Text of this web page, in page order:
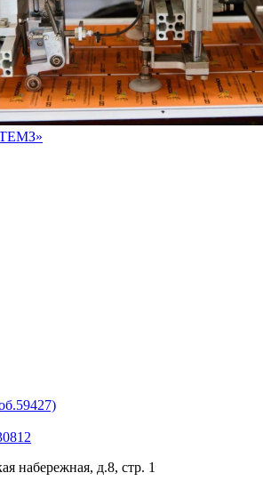
набережная, д.8, стр. 1